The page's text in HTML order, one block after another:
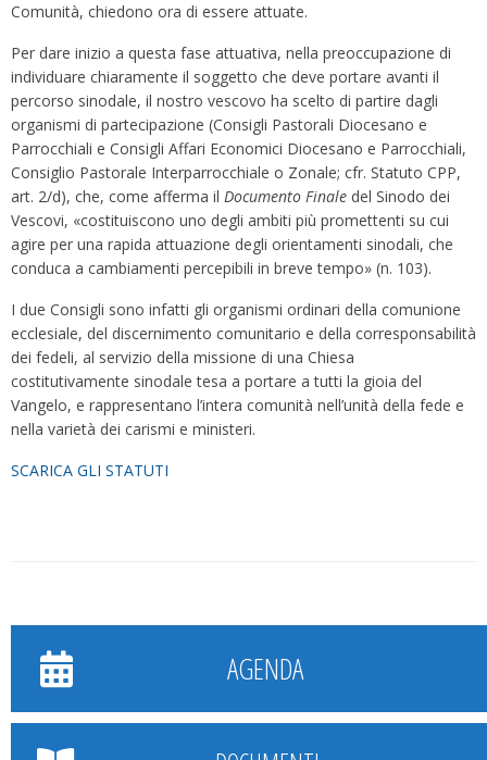
Comunità, chiedono ora di essere attuate.
Per dare inizio a questa fase attuativa, nella preoccupazione di
individuare chiaramente il soggetto che deve portare avanti il
percorso sinodale, il nostro vescovo ha scelto di partire dagli
organismi di partecipazione (Consigli Pastorali Diocesano e
Parrocchiali e Consigli Affari Economici Diocesano e Parrocchiali,
Consiglio Pastorale Interparrocchiale o Zonale; cfr. Statuto CPP,
art. 2/d), che, come afferma il Documento Finale del Sinodo dei
Vescovi, «costituiscono uno degli ambiti più promettenti su cui
agire per una rapida attuazione degli orientamenti sinodali, che
conduca a cambiamenti percepibili in breve tempo» (n. 103).
I due Consigli sono infatti gli organismi ordinari della comunione
ecclesiale, del discernimento comunitario e della corresponsabilità
dei fedeli, al servizio della missione di una Chiesa
costitutivamente sinodale tesa a portare a tutti la gioia del
Vangelo, e rappresentano l’intera comunità nell’unità della fede e
nella varietà dei carismi e ministeri.
SCARICA GLI STATUTI
AGENDA